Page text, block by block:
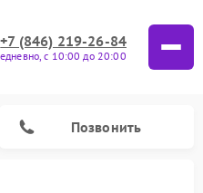
+7 (846) 219-26-84
с 10:00 до 20:00
Позвонить